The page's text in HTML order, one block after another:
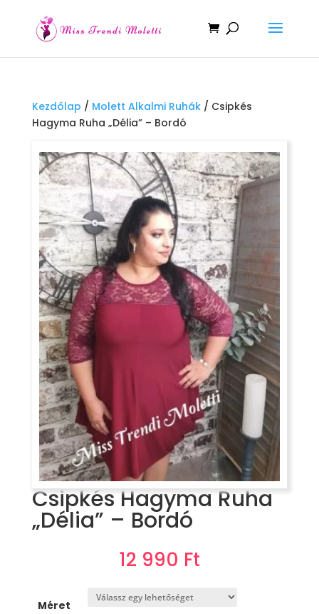
Kezdőlap / Molett Alkalmi Ruhák/ Csipkés
Hagyma Ruha „Délia” – Bordó
Csipkés Hagyma Ruha
„Délia” – Bordó
12 990 Ft
Méret